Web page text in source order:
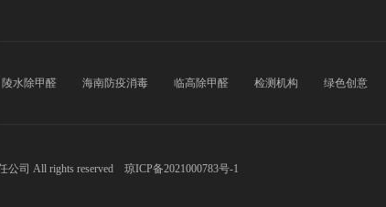
陵水除甲醛 海南防疫消毒 临高除甲醛 检测机构 绿色创意
公司 All rights reserved 琼ICP备2021000783号-1